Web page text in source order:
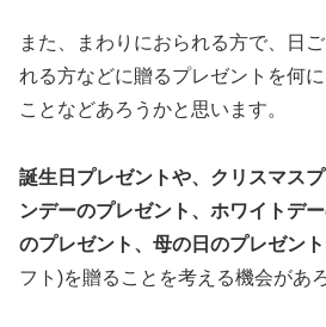
また、まわりにおられる方で、日
れる方などに贈るプレゼントを何
ことなどあろうかと思います。
誕生日プレゼントや、クリスマス
ンデーのプレゼント、ホワイトデ
のプレゼント、母の日のプレゼント
フト)を贈ることを考える機会があ